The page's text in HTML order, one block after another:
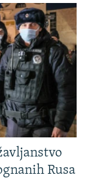
Rusa